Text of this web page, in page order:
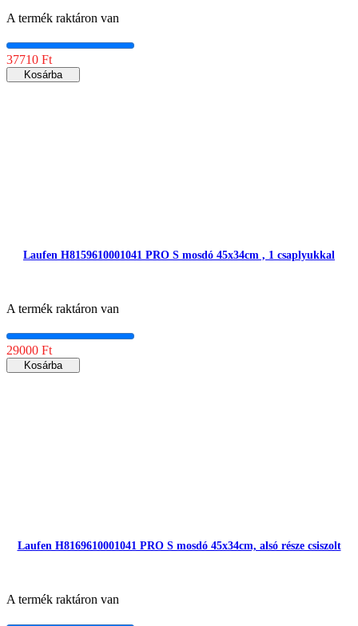
A termék raktáron van
37710 Ft
Kosárba
Laufen H8159610001041 PRO S mosdó 45x34cm , 1 csaplyukkal
A termék raktáron van
29000 Ft
Kosárba
Laufen H8169610001041 PRO S mosdó 45x34cm, alsó része csiszolt
A termék raktáron van